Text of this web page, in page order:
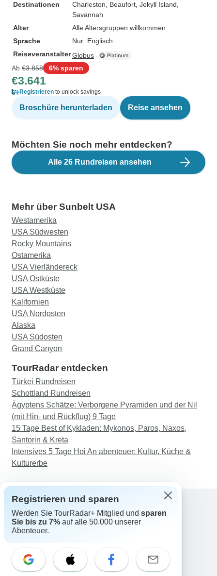
Destinationen
Charleston , Beaufort , Jekyll Island
Savannah
Alter
Alle Altersgruppen willkommen
Sprache
Nur: Englisch
ReiseveranstalterGlobus
Ab €3.858 6% sparen
€3.641
Registrieren to unlock savings
Broschüre herunterladen Reise ansehen
Möchten Sie noch mehr entdecken?
Alle 26 Rundreisen ansehen
Mehr über Sunbelt USA
Westamerika
USA Südwesten
Rocky Mountains
Ostamerika
USA Vierländereck
USA Ostküste
USA Westküste
Kalifornien
USA Nordosten
Alaska
USA Südosten
Grand Canyon
TourRadar entdecken
Türkei Rundreisen
Schottland Rundreisen
Ägyptens Schätze: Verborgene Pyramiden und der Nil
(mit Hin- und Rückflug) 9 Tage
15 Tage Best of Kykladen: Mykonos, Paros, Naxos,
Santorin & Kreta
Intensives 5 Tage Hoi An abenteuer: Kultur, Küche &
Kulturerbe
Support
Kontakt
Schweiz +41 225 183 195
E-Mail: support@tourradar.com
Registrieren und sparen
Werden Sie TourRadar+ Mitglied und sparen
Sie bis zu 7% auf alle 50.000 unserer
Abenteuer.